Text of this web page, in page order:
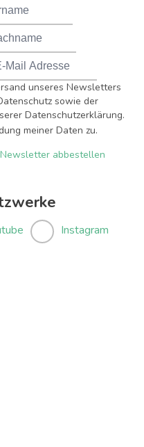
unseres Newsletters
sowie der
Datenschutzerklärung.
meiner Daten zu.
Newsletter abbestellen
Instagram